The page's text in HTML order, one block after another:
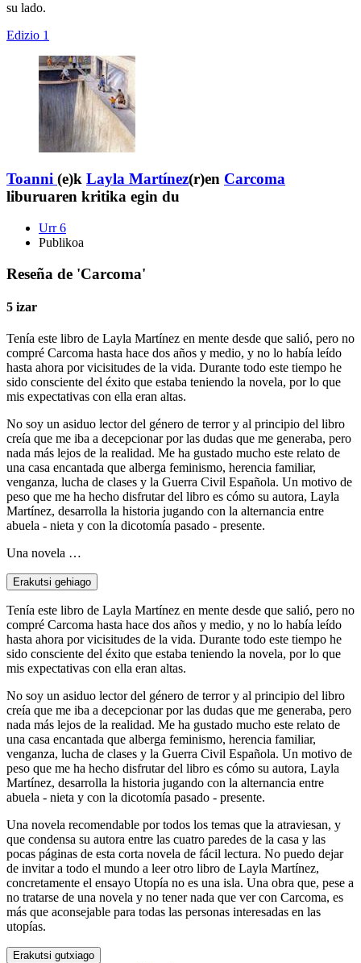
su lado.
Edizio 1
Toanni (e)k Layla Martínez(r)en Carcoma
liburuaren kritika egin du
Urr 6
Publikoa
Reseña de 'Carcoma'
5 izar
Tenía este libro de Layla Martínez en mente desde que salió, pero no
compré Carcoma hasta hace dos años y medio, y no lo había leído
hasta ahora por vicisitudes de la vida. Durante todo este tiempo he
sido consciente del éxito que estaba teniendo la novela, por lo que
mis expectativas con ella eran altas.
No soy un asiduo lector del género de terror y al principio del libro
creía que me iba a decepcionar por las dudas que me generaba, pero
nada más lejos de la realidad. Me ha gustado mucho este relato de
una casa encantada que alberga feminismo, herencia familiar,
venganza, lucha de clases y la Guerra Civil Española. Un motivo de
peso que me ha hecho disfrutar del libro es cómo su autora, Layla
Martínez, desarrolla la historia jugando con la alternancia entre
abuela - nieta y con la dicotomía pasado - presente.
Una novela …
Erakutsi gehiago
Tenía este libro de Layla Martínez en mente desde que salió, pero no
compré Carcoma hasta hace dos años y medio, y no lo había leído
hasta ahora por vicisitudes de la vida. Durante todo este tiempo he
sido consciente del éxito que estaba teniendo la novela, por lo que
mis expectativas con ella eran altas.
No soy un asiduo lector del género de terror y al principio del libro
creía que me iba a decepcionar por las dudas que me generaba, pero
nada más lejos de la realidad. Me ha gustado mucho este relato de
una casa encantada que alberga feminismo, herencia familiar,
venganza, lucha de clases y la Guerra Civil Española. Un motivo de
peso que me ha hecho disfrutar del libro es cómo su autora, Layla
Martínez, desarrolla la historia jugando con la alternancia entre
abuela - nieta y con la dicotomía pasado - presente.
Una novela recomendable por todos los temas que la atraviesan, y
que condensa su autora entre las cuatro paredes de la casa y las
pocas páginas de esta corta novela de fácil lectura. No puedo dejar
de invitar a todo el mundo a leer otro libro de Layla Martínez,
concretamente el ensayo Utopía no es una isla. Una obra que, pese a
no tratarse de una novela y no tener nada que ver con Carcoma, es
más que aconsejable para todas las personas interesadas en las
utopías.
Erakutsi gutxiago